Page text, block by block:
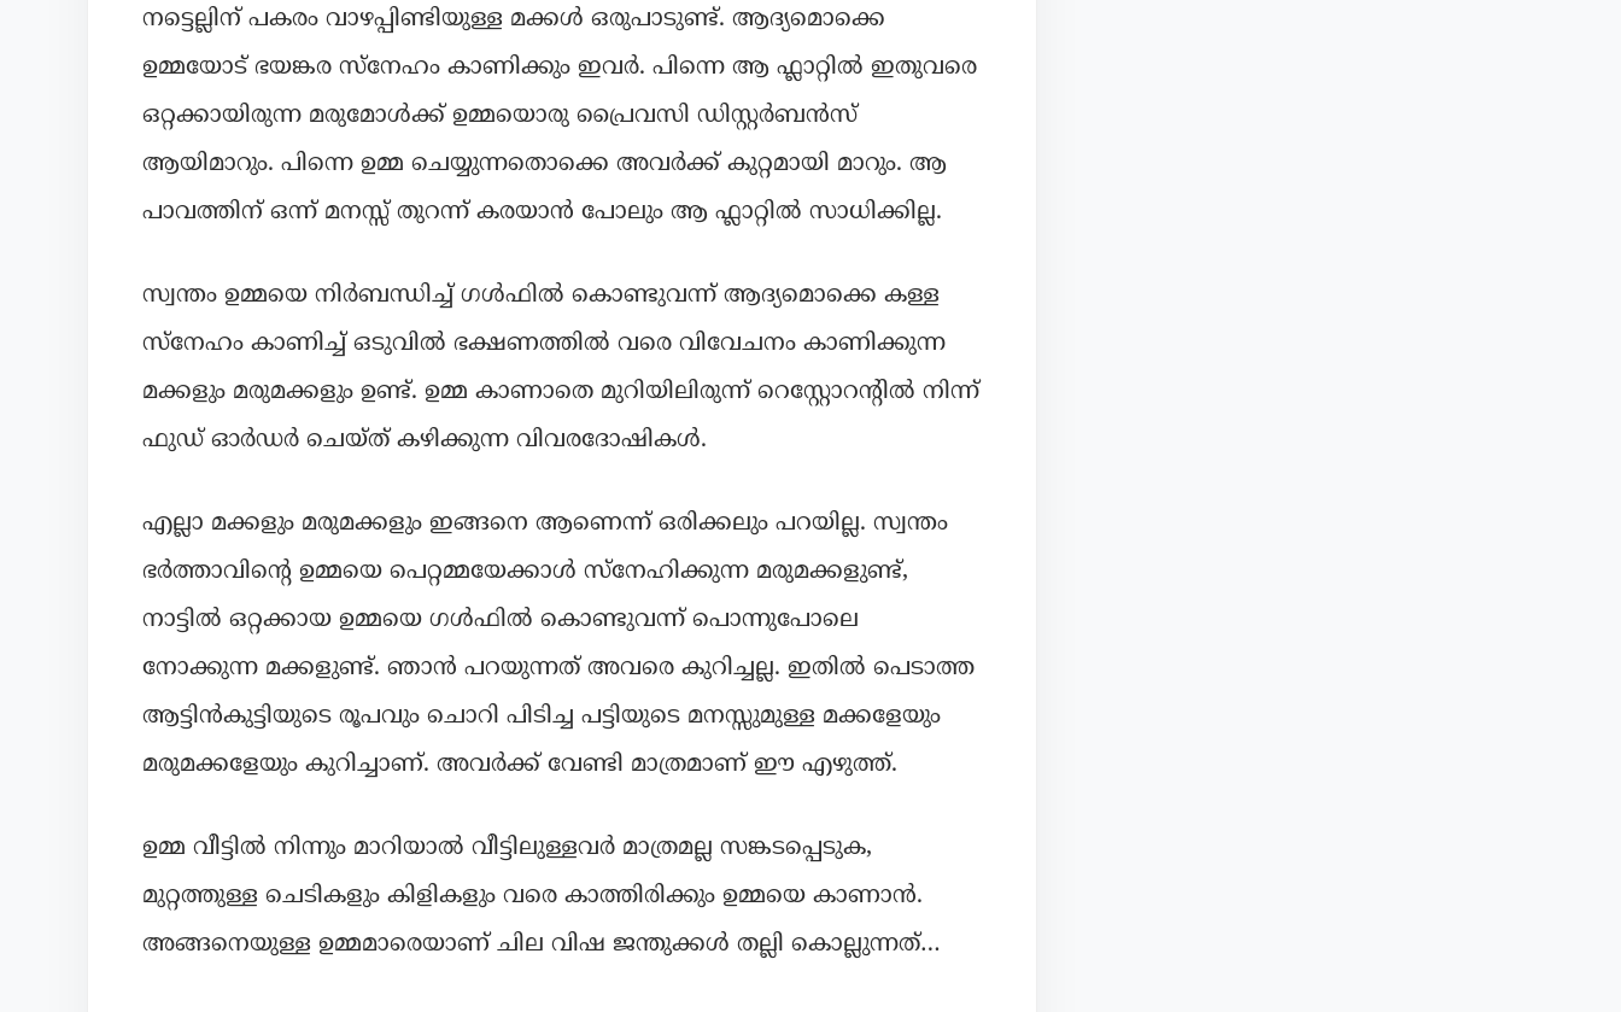
നട്ടെല്ലിന് പകരം വാഴപ്പിണ്ടിയുള്ള മക്കൾ ഒരുപാടുണ്ട്. ആദ്യമൊക്കെ
ഉമ്മയോട് ഭയങ്കര സ്നേഹം കാണിക്കും ഇവർ. പിന്നെ ആ ഫ്ലാറ്റിൽ ഇതുവരെ
ഒറ്റക്കായിരുന്ന മരുമോൾക്ക് ഉമ്മയൊരു പ്രൈവസി ഡിസ്റ്റർബൻസ്
ആയിമാറും. പിന്നെ ഉമ്മ ചെയ്യുന്നതൊക്കെ അവർക്ക് കുറ്റമായി മാറും. ആ
പാവത്തിന് ഒന്ന് മനസ്സ് തുറന്ന് കരയാൻ പോലും ആ ഫ്ലാറ്റിൽ സാധിക്കില്ല.
സ്വന്തം ഉമ്മയെ നിർബന്ധിച്ച് ഗൾഫിൽ കൊണ്ടുവന്ന് ആദ്യമൊക്കെ കള്ള
സ്നേഹം കാണിച്ച് ഒടുവിൽ ഭക്ഷണത്തിൽ വരെ വിവേചനം കാണിക്കുന്ന
മക്കളും മരുമക്കളും ഉണ്ട്. ഉമ്മ കാണാതെ മുറിയിലിരുന്ന് റെസ്റ്റോറന്റിൽ നിന്ന്
ഫുഡ്‌ ഓർഡർ ചെയ്ത് കഴിക്കുന്ന വിവരദോഷികൾ.
എല്ലാ മക്കളും മരുമക്കളും ഇങ്ങനെ ആണെന്ന് ഒരിക്കലും പറയില്ല. സ്വന്തം
ഭർത്താവിന്റെ ഉമ്മയെ പെറ്റമ്മയേക്കാൾ സ്നേഹിക്കുന്ന മരുമക്കളുണ്ട്,
നാട്ടിൽ ഒറ്റക്കായ ഉമ്മയെ ഗൾഫിൽ കൊണ്ടുവന്ന് പൊന്നുപോലെ
നോക്കുന്ന മക്കളുണ്ട്. ഞാൻ പറയുന്നത് അവരെ കുറിച്ചല്ല. ഇതിൽ പെടാത്ത
ആട്ടിൻകുട്ടിയുടെ രൂപവും ചൊറി പിടിച്ച പട്ടിയുടെ മനസ്സുമുള്ള മക്കളേയും
മരുമക്കളേയും കുറിച്ചാണ്. അവർക്ക് വേണ്ടി മാത്രമാണ് ഈ എഴുത്ത്.
ഉമ്മ വീട്ടിൽ നിന്നും മാറിയാൽ വീട്ടിലുള്ളവർ മാത്രമല്ല സങ്കടപ്പെടുക,
മുറ്റത്തുള്ള ചെടികളും കിളികളും വരെ കാത്തിരിക്കും ഉമ്മയെ കാണാൻ.
അങ്ങനെയുള്ള ഉമ്മമാരെയാണ് ചില വിഷ ജന്തുക്കൾ തല്ലി കൊല്ലുന്നത്…